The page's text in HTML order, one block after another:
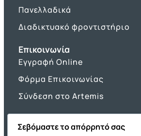
Πανελλαδικά
Διαδικτυακό φροντιστήριο
Επικοινωνία
Εγγραφή Online
Φόρμα Επικοινωνίας
Σύνδεση στο Artemis
Σεβόμαστε το απόρρητό σας